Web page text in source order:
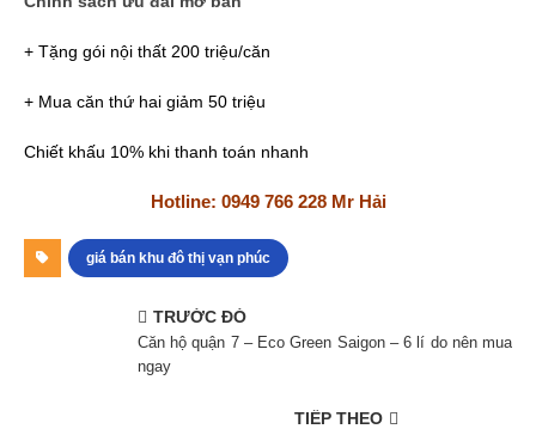
+ Tặng gói nội thất 200 triệu/căn
+ Mua căn thứ hai giảm 50 triệu
Chiết khấu 10% khi thanh toán nhanh
Hotline: 0949 766 228 Mr Hải
giá bán khu đô thị vạn phúc
TRƯỚC ĐÓ
Căn hộ quận 7 – Eco Green Saigon – 6 lí do nên mua
ngay
TIẾP THEO